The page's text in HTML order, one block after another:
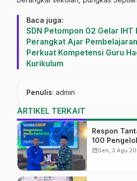
Baca juga:
SDN Petompon 02 Gelar IHT
Perangkat Ajar
Perkuat Kompetensi Guru
Kurikulum
Penulis: admin
ARTIKEL TERKAIT
Respon
100
Sekolah
calendar_monthSen, 3 Agu